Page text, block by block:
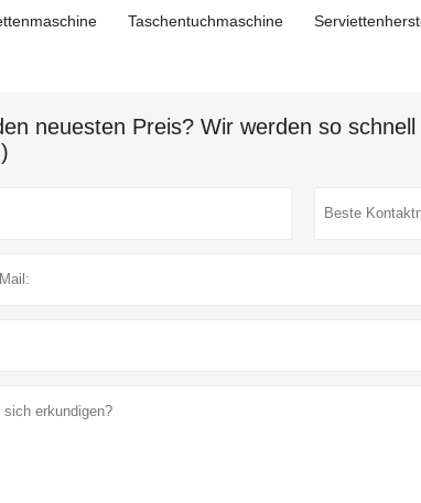
Taschentuchmaschine
neuesten Preis? Wir werden so